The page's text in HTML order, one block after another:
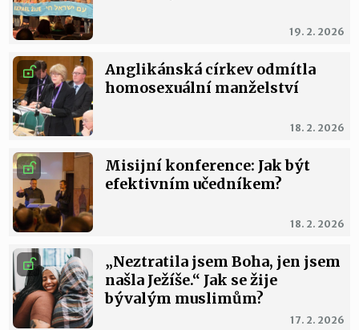
19. 2. 2026
18. 2. 2026
Anglikánská církev odmítla
homosexuální manželství
18. 2. 2026
Misijní konference: Jak být
efektivním učedníkem?
17. 2. 2026
„Neztratila jsem Boha, jen jsem
našla Ježíše.“ Jak se žije
bývalým muslimům?